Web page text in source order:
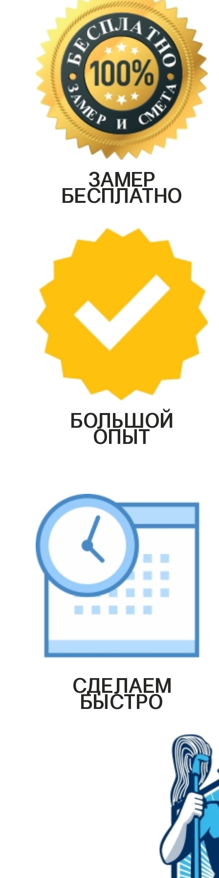
ЗАМЕР
БЕСПЛАТНО
БОЛЬШОЙ
ОПЫТ
СДЕЛАЕМ
БЫСТРО